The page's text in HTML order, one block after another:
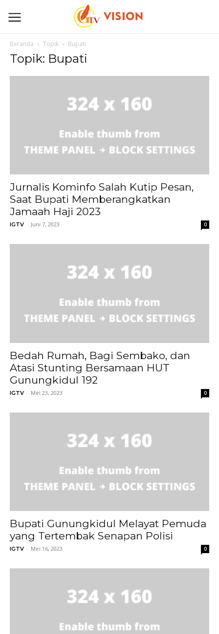
Beranda Topik Bupati
Topik: Bupati
Jurnalis Kominfo Salah Kutip Pesan,
Saat Bupati Memberangkatkan
Jamaah Haji 2023
IGTV - Juni 7, 2023 0
Bedah Rumah, Bagi Sembako, dan
Atasi Stunting Bersamaan HUT
Gunungkidul 192
IGTV - Mei 23, 2023 0
Bupati Gunungkidul Melayat Pemuda
yang Tertembak Senapan Polisi
IGTV - Mei 16, 2023 0